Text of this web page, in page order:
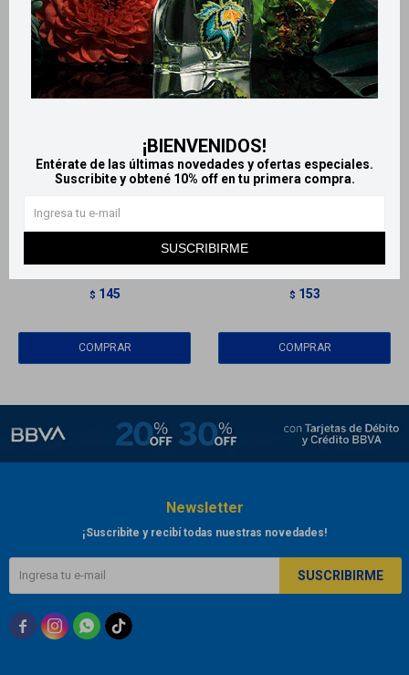
¡BIENVENIDOS!
Entérate de las últimas novedades y ofertas especiales.
Suscribite y obtené 10% off en tu primera compra.
SUSCRIBIRME
Llega HOY
LlegaHOY
Mimosa Protectores Diarios
$ 145
LlegaHOY
Carefree protectores diarios
$ 153
Newsletter
¡Suscribite y recibí todas nuestras novedades!
SUSCRIBIRME
  